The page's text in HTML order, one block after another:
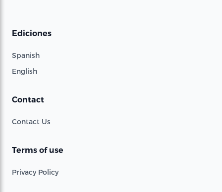
Ediciones
Spanish
English
Contact
Contact Us
Terms of use
Privacy Policy